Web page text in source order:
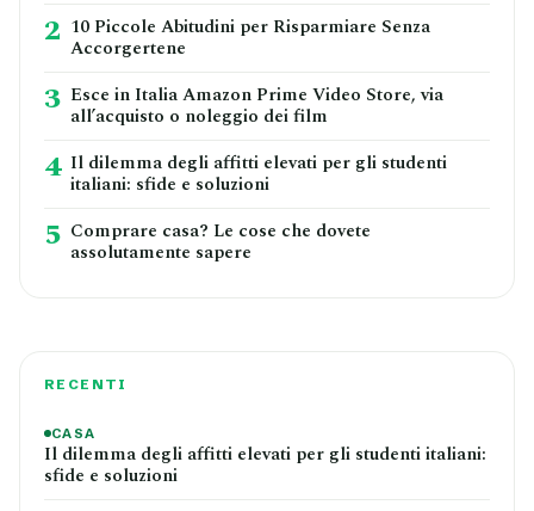
2 10 Piccole Abitudini per Risparmiare Senza
Accorgertene
3 Esce in Italia Amazon Prime Video Store, via
all’acquisto o noleggio dei film
4 Il dilemma degli affitti elevati per gli studenti
italiani: sfide e soluzioni
5 Comprare casa? Le cose che dovete
assolutamente sapere
RECENTI
CASA
Il dilemma degli affitti elevati per gli studenti italiani:
sfide e soluzioni